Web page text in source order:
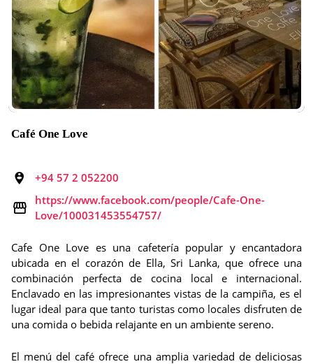
Café One Love
+94 57 2 052200
https://www.facebook.com/people/Cafe-One-
Love/100031453554757/
Cafe One Love es una cafetería popular y encantadora
ubicada en el corazón de Ella, Sri Lanka, que ofrece una
combinación perfecta de cocina local e internacional.
Enclavado en las impresionantes vistas de la campiña, es el
lugar ideal para que tanto turistas como locales disfruten de
una comida o bebida relajante en un ambiente sereno.
El menú del café ofrece una amplia variedad de deliciosas